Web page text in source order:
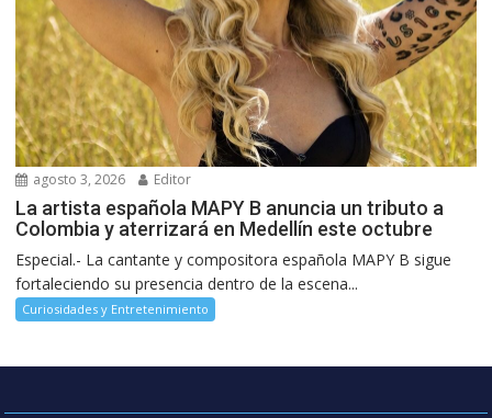
agosto 3, 2026 Editor
La artista española MAPY B anuncia un tributo a
Colombia y aterrizará en Medellín este octubre
Especial.- La cantante y compositora española MAPY B sigue
fortaleciendo su presencia dentro de la escena...
Curiosidades y Entretenimiento